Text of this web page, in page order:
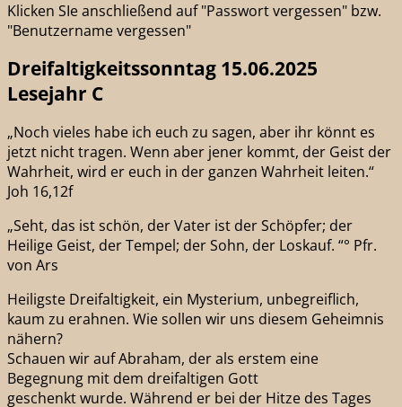
Klicken SIe anschließend auf "Passwort vergessen" bzw.
"Benutzername vergessen"
Dreifaltigkeitssonntag 15.06.2025
Lesejahr C
„Noch vieles habe ich euch zu sagen, aber ihr könnt es
jetzt nicht tragen. Wenn aber jener kommt, der Geist der
Wahrheit, wird er euch in der ganzen Wahrheit leiten.“
Joh 16,12f
„Seht, das ist schön, der Vater ist der Schöpfer; der
Heilige Geist, der Tempel; der Sohn, der Loskauf. “° Pfr.
von Ars
Heiligste Dreifaltigkeit, ein Mysterium, unbegreiflich,
kaum zu erahnen. Wie sollen wir uns diesem Geheimnis
nähern?
Schauen wir auf Abraham, der als erstem eine
Begegnung mit dem dreifaltigen Gott
geschenkt wurde. Während er bei der Hitze des Tages